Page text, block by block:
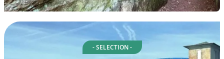
- SELECTION -